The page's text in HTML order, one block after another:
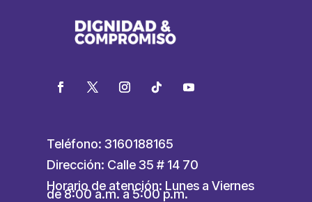
Teléfono: 3160188165
Dirección: Calle 35 # 14 70
Horario de atención: Lunes a Viernes
de 8:00 a.m. a 5:00 p.m.